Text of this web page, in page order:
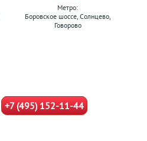
Метро:
Боровское шоссе, Солнцево,
Говорово
+7 (495) 152-11-44